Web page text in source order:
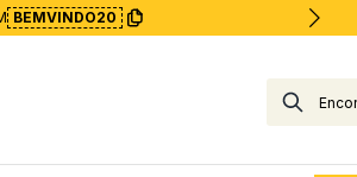
BEMVINDO20